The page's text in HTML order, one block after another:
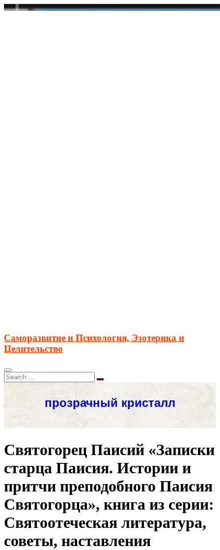
Саморазвитие и Психология, Эзотерика и
Целительство
Святогорец Паисий «Записки
старца Паисия. Истории и
притчи преподобного Паисия
Святогорца», книга из серии:
Святоотеческая литература,
советы, наставления